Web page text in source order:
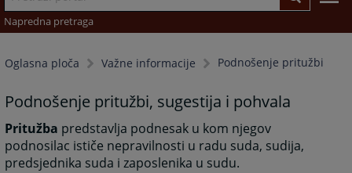
Napredna pretraga
Oglasna ploča Važne informacije Podnošenje pritužbi
Podnošenje pritužbi, sugestija i pohvala
Pritužba predstavlja podnesak u kom njegov
podnosilac ističe nepravilnosti u radu suda, sudija,
predsjednika suda i zaposlenika u sudu.